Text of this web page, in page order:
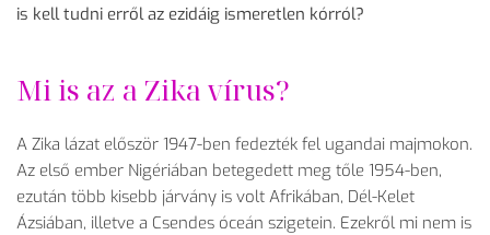
is kell tudni erről az ezidáig ismeretlen kórról?
Mi is az a Zika vírus?
A Zika lázat először 1947-ben fedezték fel ugandai majmokon.
Az első ember Nigériában betegedett meg tőle 1954-ben,
ezután több kisebb járvány is volt Afrikában, Dél-Kelet
Ázsiában, illetve a Csendes óceán szigetein. Ezekről mi nem is